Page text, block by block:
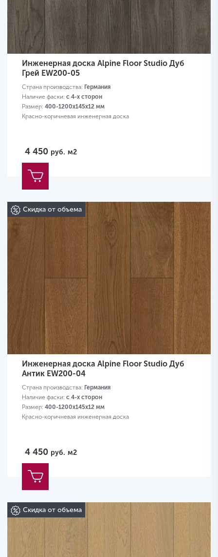
Инженерная доска Alpine Floor Studio Дуб
Грей EW200-05
Страна производства: Германия
Наличие фаски: с 4-х сторон
Размер: 400-1200х145х12 мм
Красно-коричневая инженерная доска
4 450 руб. м2
Скидка от объема
Инженерная доска Alpine Floor Studio Дуб
Антик EW200-04
Страна производства: Германия
Наличие фаски: с 4-х сторон
Размер: 400-1200х145х12 мм
Красно-коричневая инженерная доска
4 450 руб. м2
Скидка от объема